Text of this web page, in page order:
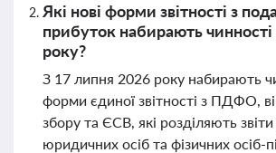
Які нові форми звітності з
прибуток набирають чинності
року?
З 17 липня 2026 року набирають
форми єдиної звітності з ПДФО,
збору та ЄСВ, які розділяють
юридичних осіб та фізичних осіб-